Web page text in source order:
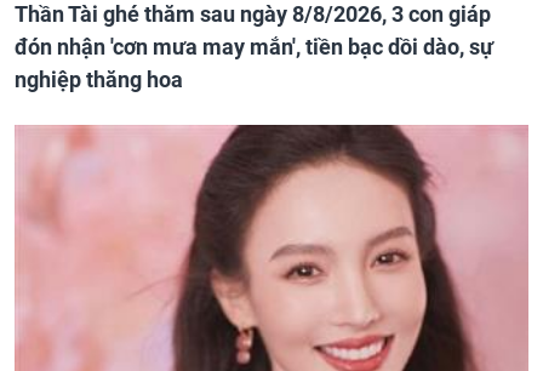
Thần Tài ghé thăm sau ngày 8/8/2026, 3 con giáp
đón nhận 'cơn mưa may mắn', tiền bạc dồi dào, sự
nghiệp thăng hoa